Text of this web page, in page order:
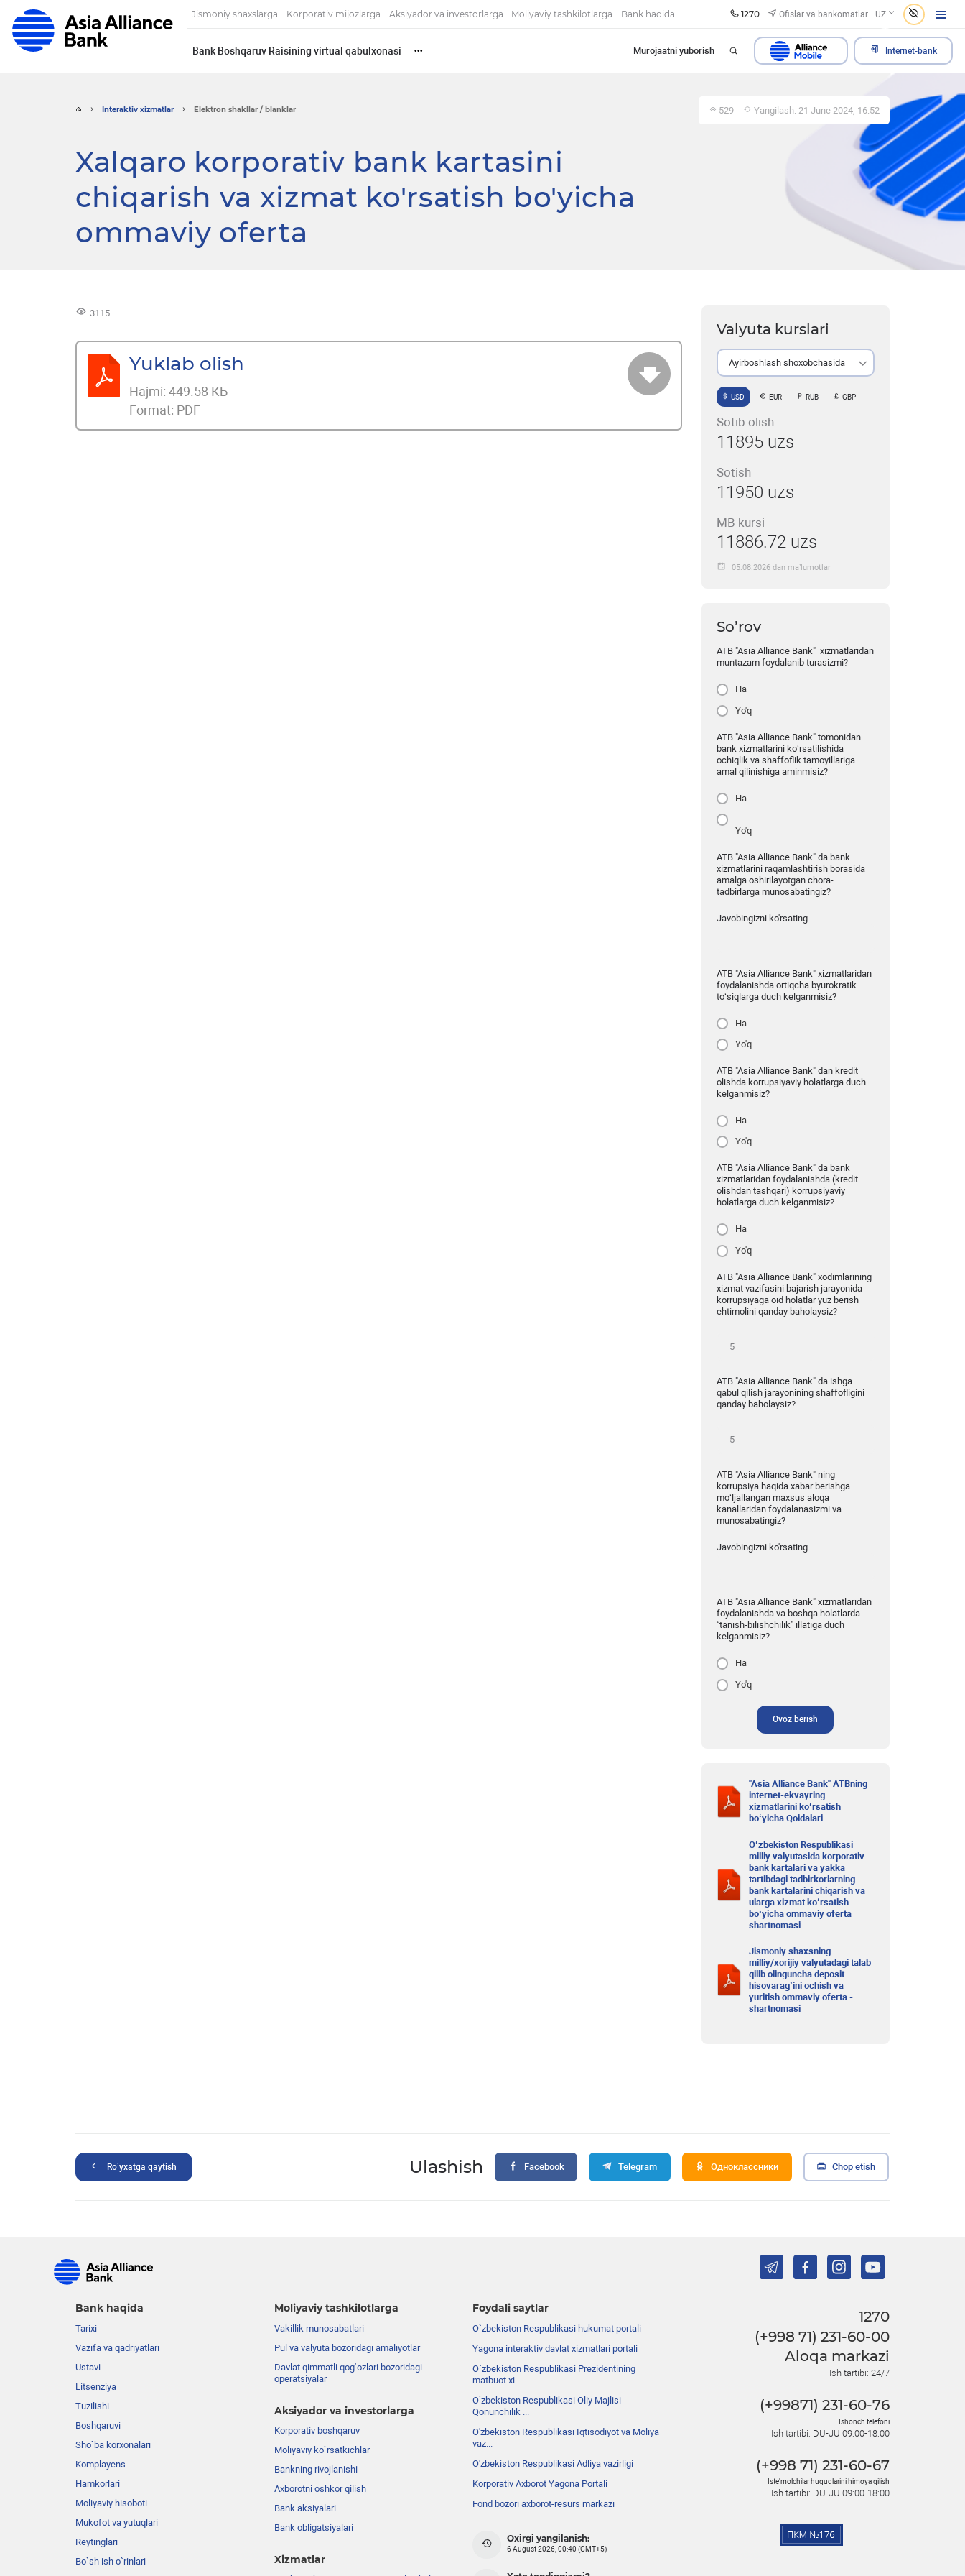
Jismoniy shaxslarga Korporativ mijozlarga Aksiyador va investorlarga Moliyaviy tashkilotlarga Bank haqida 1270 Ofislar va bankomatlar UZ
Bank Boshqaruv Raisining virtual qabulxonasi ••• Murojaatni yuborish Internet-bank
Interaktiv xizmatlar Elektron shakllar / blanklar 529 Yangilash: 21 June 2024, 16:52
Xalqaro korporativ bank kartasini
chiqarish va xizmat ko'rsatish bo'yicha
ommaviy oferta
3115
Yuklab olish
Hajmi:449.58 КБ
Format: PDF
Valyuta kurslari
Ayirboshlash shoxobchasida
USD EUR RUB GBP
Sotib olish
11895 uzs
Sotish
11950 uzs
MB kursi
11886.72 uzs
05.08.2026 dan ma’lumotlar
So’rov
ATB "Asia Alliance Bank" xizmatlaridan
muntazam foydalanib turasizmi?
Ha
Yo'q
ATB "Asia Alliance Bank" tomonidan
bank xizmatlarini ko‘rsatilishida
ochiqlik va shaffoflik tamoyillariga
amal qilinishiga aminmisiz?
Ha
Yo'q
ATB "Asia Alliance Bank" da bank
xizmatlarini raqamlashtirish borasida
amalga oshirilayotgan chora-
tadbirlarga munosabatingiz?
Javobingizni ko'rsating
ATB "Asia Alliance Bank" xizmatlaridan
foydalanishda ortiqcha byurokratik
to‘siqlarga duch kelganmisiz?
Ha
Yo'q
ATB "Asia Alliance Bank" dan kredit
olishda korrupsiyaviy holatlarga duch
kelganmisiz?
Ha
Yo'q
ATB "Asia Alliance Bank" da bank
xizmatlaridan foydalanishda (kredit
olishdan tashqari) korrupsiyaviy
holatlarga duch kelganmisiz?
Ha
Yo'q
ATB "Asia Alliance Bank" xodimlarining
xizmat vazifasini bajarish jarayonida
korrupsiyaga oid holatlar yuz berish
ehtimolini qanday baholaysiz?
ATB "Asia Alliance Bank" da ishga
qabul qilish jarayonining shaffofligini
qanday baholaysiz?
ATB "Asia Alliance Bank" ning
korrupsiya haqida xabar berishga
mo‘ljallangan maxsus aloqa
kanallaridan foydalanasizmi va
munosabatingiz?
Javobingizni ko'rsating
ATB "Asia Alliance Bank" xizmatlaridan
foydalanishda va boshqa holatlarda
“tanish-bilishchilik” illatiga duch
kelganmisiz?
Ha
Yo'q
Ovoz berish
"Asia Alliance Bank" ATBning
internet-ekvayring
xizmatlarini ko‘rsatish
bo‘yicha Qoidalari
O‘zbekiston Respublikasi
milliy valyutasida korporativ
bank kartalari va yakka
tartibdagi tadbirkorlarning
bank kartalarini chiqarish va
ularga xizmat ko‘rsatish
bo‘yicha ommaviy oferta
shartnomasi
Jismoniy shaxsning
milliy/xorijiy valyutadagi talab
qilib olinguncha deposit
hisovarag’ini ochish va
yuritish ommaviy oferta -
shartnomasi
Ro’yxatga qaytish Ulashish Facebook Telegram Одноклассники Chop etish
Bank haqida
Tarixi
Vazifa va qadriyatlari
Ustavi
Litsenziya
Tuzilishi
Boshqaruvi
Sho`ba korxonalari
Komplayens
Hamkorlari
Moliyaviy hisoboti
Mukofot va yutuqlari
Reytinglari
Bo`sh ish o`rinlari
Moliyaviy tashkilotlarga
Vakillik munosabatlari
Pul va valyuta bozoridagi amaliyotlar
Davlat qimmatli qog‘ozlari bozoridagi
operatsiyalar
Aksiyador va investorlarga
Korporativ boshqaruv
Moliyaviy ko`rsatkichlar
Bankning rivojlanishi
Axborotni oshkor qilish
Bank aksiyalari
Bank obligatsiyalari
Xizmatlar
Foydali saytlar
O`zbekiston Respublikasi hukumat portali
Yagona interaktiv davlat xizmatlari portali
O`zbekiston Respublikasi Prezidentining
matbuot xi...
Oʼzbekiston Respublikasi Oliy Majlisi
Qonunchilik ...
O'zbekiston Respublikasi Iqtisodiyot va Moliya
vaz...
O'zbekiston Respublikasi Adliya vazirligi
Korporativ Axborot Yagona Portali
Fond bozori axborot-resurs markazi
Oxirgi yangilanish:
6 August 2026, 00:40 (GMT+5)
1270
(+998 71) 231-60-00
Aloqa markazi
Ish tartibi: 24/7
(+99871) 231-60-76
Ishonch telefoni
Ish tartibi: DU-JU 09:00-18:00
(+998 71) 231-60-67
Iste'molchilar huquqlarini himoya qilish
Ish tartibi: DU-JU 09:00-18:00